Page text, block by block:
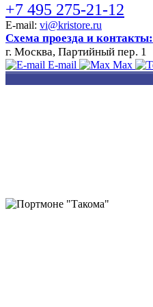
+7 495 275-21-12
E-mail: vi@kristore.ru
Схема проезда и контакты:
г. Москва, Партийный пер. 1
E-mail Max